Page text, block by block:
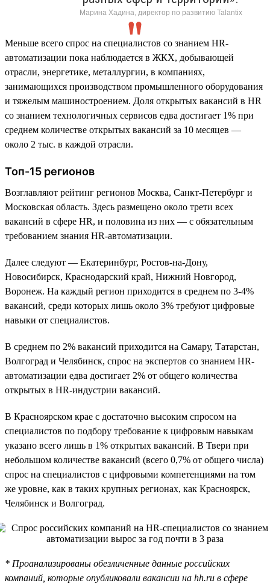
Марина Хадина, директор по развитию Talantix
Меньше всего спрос на специалистов со знанием HR-
автоматизации пока наблюдается в ЖКХ, добывающей
отрасли, энергетике, металлургии, в компаниях,
занимающихся производством промышленного оборудования
и тяжелым машиностроением. Доля открытых вакансий в HR
со знанием технологичных сервисов едва достигает 1% при
среднем количестве открытых вакансий за 10 месяцев —
около 2 тыс. в каждой отрасли.
Топ-15 регионов
Возглавляют рейтинг регионов Москва, Санкт-Петербург и
Московская область. Здесь размещено около трети всех
вакансий в сфере HR, и половина из них — с обязательным
требованием знания HR-автоматизации.
Далее следуют — Екатеринбург, Ростов-на-Дону,
Новосибирск, Краснодарский край, Нижний Новгород,
Воронеж. На каждый регион приходится в среднем по 3-4%
вакансий, среди которых лишь около 3% требуют цифровые
навыки от специалистов.
В среднем по 2% вакансий приходится на Самару, Татарстан,
Волгоград и Челябинск, спрос на экспертов со знанием HR-
автоматизации едва достигает 2% от общего количества
открытых в HR-индустрии вакансий.
В Красноярском крае с достаточно высоким спросом на
специалистов по подбору требование к цифровым навыкам
указано всего лишь в 1% открытых вакансий. В Твери при
небольшом количестве вакансий (всего 0,7% от общего числа)
спрос на специалистов с цифровыми компетенциями на том
же уровне, как в таких крупных регионах, как Красноярск,
Челябинск и Волгоград.
* Проанализированы обезличенные данные российских
компаний, которые опубликовали вакансии на hh.ru в сфере